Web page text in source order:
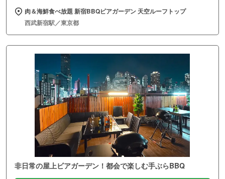
肉＆海鮮食べ放題 新宿BBQビアガーデン 天空ルーフトップ
西武新宿駅／東京都
非日常の屋上ビアガーデン！都会で楽しむ手ぶらBBQ